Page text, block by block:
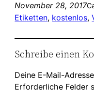
November 28, 2017
Etiketten, kostenlos,
Schreibe einen
Deine E-Mail-
Erforderliche Felder